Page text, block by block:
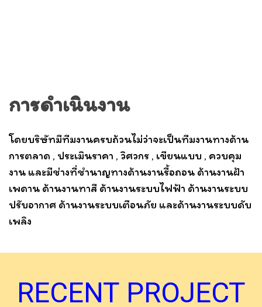
การดำเนินงาน
โดยบริษัทมีทีมงานครบถ้วนไม่ว่าจะเป็นทีมงานทางด้าน
การตลาด , ประเมินราคา , วิศวกร , เขียนแบบ , ควบคุม
งาน และมีช่างที่ชำนาญทางด้านงานรื้อถอน ด้านงานฝ้า
เพดาน ด้านงานทาสี ด้านงานระบบไฟฟ้า ด้านงานระบบ
ปรับอากาศ ด้านงานระบบเตือนภัย และด้านงานระบบดับ
เพลิง
RECENT PROJECT